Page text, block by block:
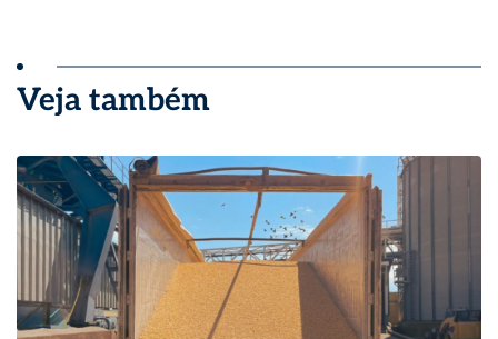
Veja também